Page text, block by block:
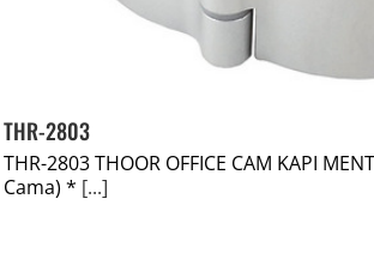
THR-2803
THR-2803 THOOR OFFICE CAM KAPI
Cama) * [...]